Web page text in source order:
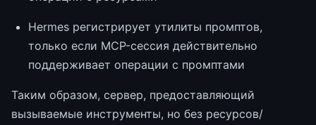
Hermes регистрирует утилиты промптов,
только если MCP-сессия действительно
поддерживает операции с промптами
Таким образом, сервер, предоставляющий
вызываемые инструменты, но без ресурсов/